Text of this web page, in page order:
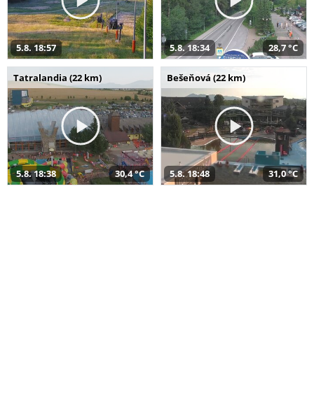
5.8. 18:57 5.8. 18:34 28,7 °C
Tatralandia (22 km)
5.8. 18:38 30,4 °C
Bešeňová (22 km)
5.8. 18:48 31,0 °C